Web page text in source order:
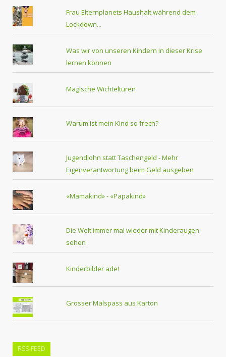
Frau Elternplanets Haushalt während dem
Lockdown...
Was wir von unseren Kindern in dieser Krise
lernen können
Magische Wichteltüren
Warum ist mein Kind so frech?
Jugendlohn statt Taschengeld - Mehr
Eigenverantwortung beim Geld ausgeben
«Mamakind» - «Papakind»
Die Welt immer mal wieder mit Kinderaugen
sehen
Kinderbilder ade!
Grosser Malspass aus Karton
RSS-FEED